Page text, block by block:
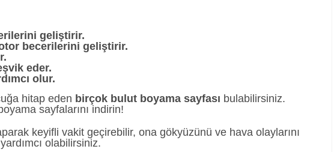
geliştirir.
becerilerini geliştirir.
eder.
olur.
hitap eden birçok bulut boyama sayfası bulabilirsiniz.
sayfalarını indirin!
keyifli vakit geçirebilir, ona gökyüzünü ve hava olaylarını
olabilirsiniz.